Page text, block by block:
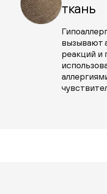
ткань
вызывают
реакций и